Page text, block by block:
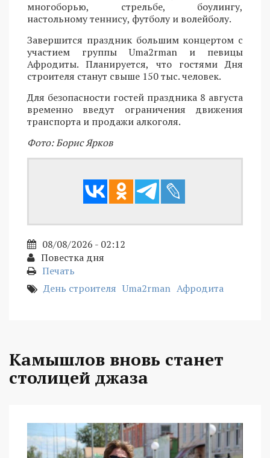
многоборью, стрельбе, боулингу,
настольному теннису, футболу и волейболу.
Завершится праздник большим концертом с
участием группы Uma2rman и певицы
Афродиты. Планируется, что гостями Дня
строителя станут свыше 150 тыс. человек.
Для безопасности гостей праздника 8 августа
временно введут ограничения движения
транспорта и продажи алкоголя.
Фото: Борис Ярков
08/08/2026 - 02:12
Повестка дня
Печать
День строителя Uma2rman Афродита
Камышлов вновь станет
столицей джаза